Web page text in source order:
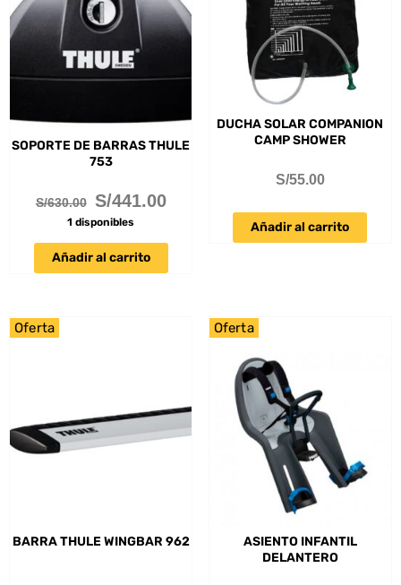
SOPORTE DE BARRAS THULE
753
S/630.00 S/441.00
1 disponibles
Añadir al carrito
DUCHA SOLAR COMPANION
CAMP SHOWER
S/55.00
Añadir al carrito
Oferta
BARRA THULE WINGBAR 962
Oferta
ASIENTO INFANTIL
DELANTERO